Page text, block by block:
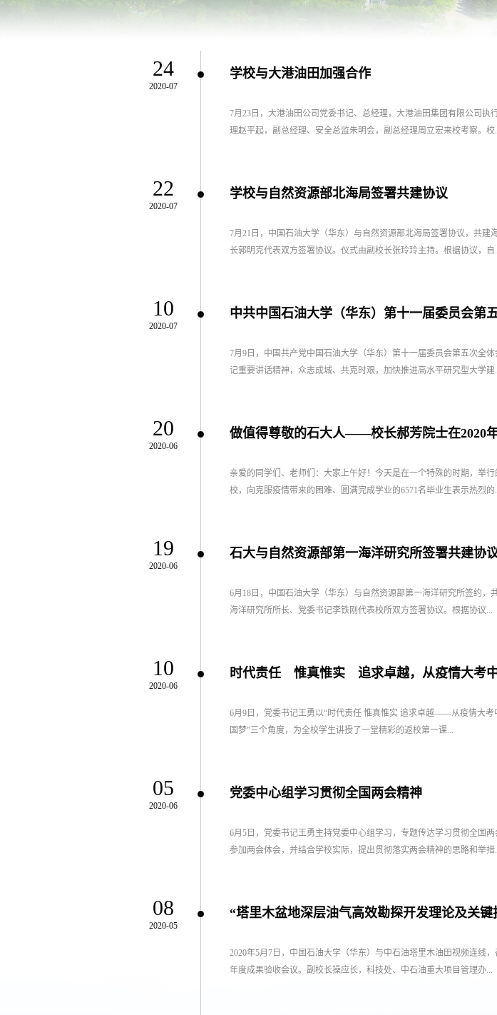
24
2020-07
学校与大港油田加强合作
7月23日，大港油田公司党委书记、总经理，大港油田集团有限公司
理赵平起，副总经理、安全总监朱明会，副总经理周立宏来校考察。校
22
2020-07
学校与自然资源部北海局签署共建协议
7月21日，中国石油大学（华东）与自然资源部北海局签署协议，共
长郭明克代表双方签署协议。仪式由副校长张玲玲主持。根据协议，自
10
2020-07
中共中国石油大学（华东）第十一届委员会第
7月9日，中国共产党中国石油大学（华东）第十一届委员会第五次全
记重要讲话精神，众志成城、共克时艰，加快推进高水平研究型大学建
20
2020-06
做值得尊敬的石大人——校长郝芳院士在2020
亲爱的同学们、老师们：大家上午好！今天是在一个特殊的时期，举
校，向克服疫情带来的困难、圆满完成学业的6571名毕业生表示热烈的
19
2020-06
石大与自然资源部第一海洋研究所签署共建协
​6月18日，中国石油大学（华东）与自然资源部第一海洋研究所签约
海洋研究所所长、党委书记李铁刚代表校所双方签署协议。根据协议...
10
2020-06
时代责任 惟真惟实 追求卓越，从疫情大考
6月9日，党委书记王勇以“时代责任 惟真惟实 追求卓越——从疫情大考
国梦”三个角度，为全校学生讲授了一堂精彩的返校第一课...
05
2020-06
党委中心组学习贯彻全国两会精神
6月5日，党委书记王勇主持党委中心组学习，专题传达学习贯彻全国
参加两会体会，并结合学校实际，提出贯彻落实两会精神的思路和举措
08
2020-05
“塔里木盆地深层油气高效勘探开发理论及关
2020年5月7日，中国石油大学（华东）与中石油塔里木油田视频连线
年度成果验收会议。副校长操应长，科技处、中石油重大项目管理办...